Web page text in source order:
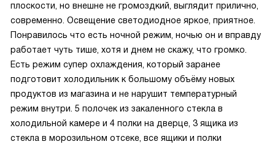
плоскости, но внешне не громоздкий, выглядит прилично,
современно. Освещение светодиодное яркое, приятное.
Понравилось что есть ночной режим, ночью он и вправду
работает чуть тише, хотя и днем не скажу, что громко.
Есть режим супер охлаждения, который заранее
подготовит холодильник к большому объёму новых
продуктов из магазина и не нарушит температурный
режим внутри. 5 полочек из закаленного стекла в
холодильной камере и 4 полки на дверце, 3 ящика из
стекла в морозильном отсеке, все ящики и полки